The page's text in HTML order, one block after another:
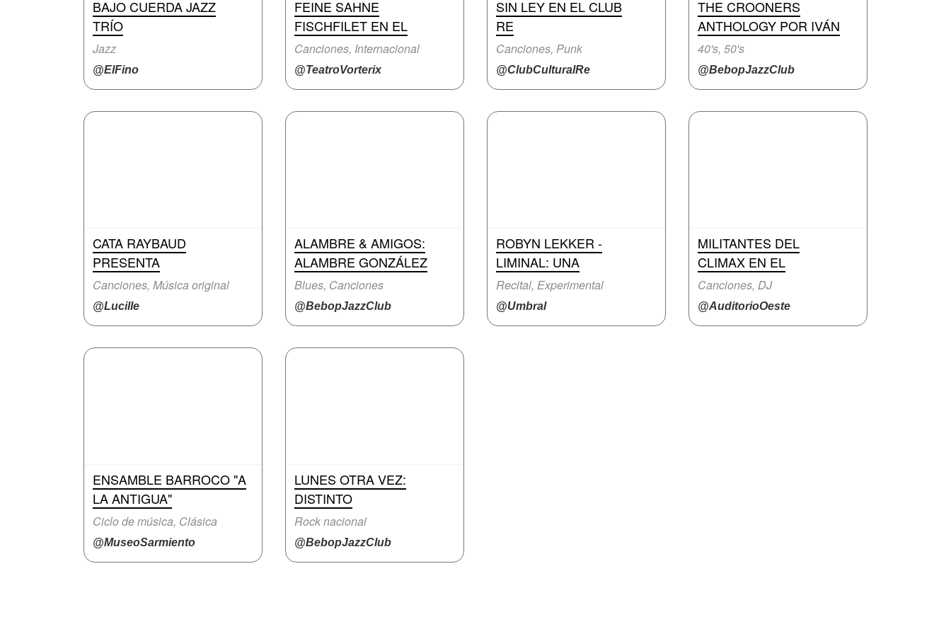
BAJO CUERDA JAZZ
TRÍO
Jazz
@ElFino
FEINE SAHNE
FISCHFILET EN EL
Canciones, Internacional
@TeatroVorterix
SIN LEY EN EL CLUB
RE
Canciones, Punk
@ClubCulturalRe
THE CROONERS
ANTHOLOGY POR IVÁN
40's, 50's
@BebopJazzClub
CATA RAYBAUD
PRESENTA
Canciones, Música original
@Lucille
ALAMBRE & AMIGOS:
ALAMBRE GONZÁLEZ
Blues, Canciones
@BebopJazzClub
ROBYN LEKKER -
LIMINAL: UNA
Recital, Experimental
@Umbral
MILITANTES DEL
CLIMAX EN EL
Canciones, DJ
@AuditorioOeste
ENSAMBLE BARROCO "A
LA ANTIGUA"
Ciclo de música, Clásica
@MuseoSarmiento
LUNES OTRA VEZ:
DISTINTO
Rock nacional
@BebopJazzClub